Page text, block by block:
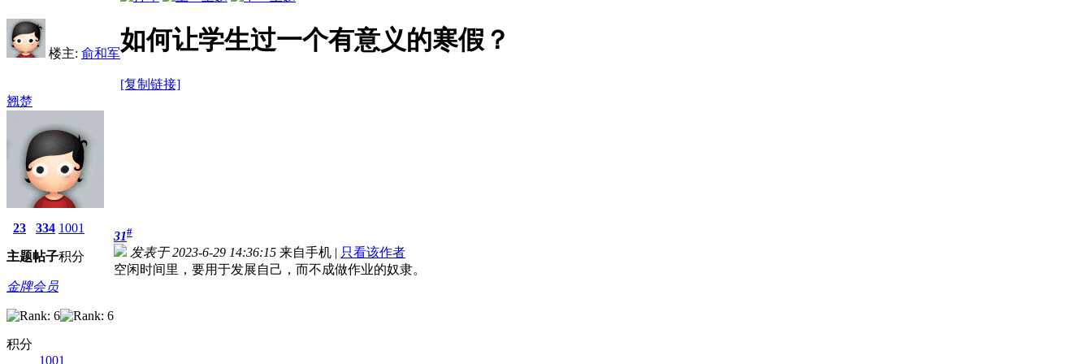
楼主: 俞和军如何让学生过一个有意义的寒假？
[复制链接]
翘楚
23
主题
334
帖子
1001
积分
金牌会员
积分
1001
31#
发表于 2023-6-29 14:36:15 来自手机 | 只看该作者
空闲时间里，要用于发展自己，而不成做作业的奴隶。